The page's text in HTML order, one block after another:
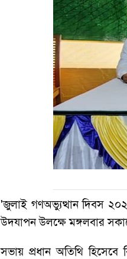
'জুলাই গণঅভ্যুত্থান দিবস
উদযাপন উলক্ষে মঙ্গলবার
সভায় প্রধান অতিথি হিসেবে